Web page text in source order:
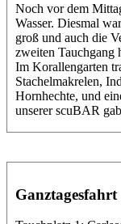
Noch vor dem
Wasser. Diesmal
groß und auch die
zweiten Tauchgang
Im Korallengarten
Stachelmakrelen,
Hornhechte, und
unserer scuBAR